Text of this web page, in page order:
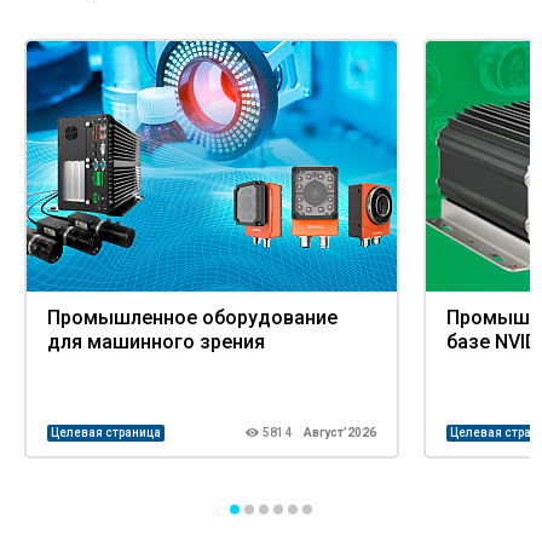
Промышленное оборудование
для машинного зрения
Целевая страница 5814 Август’2026
базе
Целевая